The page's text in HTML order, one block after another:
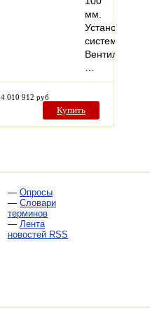
мм.
Установленные
системы:
Вентиляция,
4 010 912 руб
Купить
— Опросы
— Словари
терминов
— Лента
новостей RSS